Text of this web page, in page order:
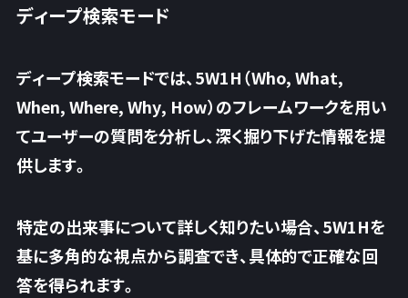
ディープ検索モード
ディープ検索モードでは、5W1H（Who, What,
When, Where, Why, How）のフレームワークを用い
てユーザーの質問を分析し、深く掘り下げた情報を提
供します。
特定の出来事について詳しく知りたい場合、5W1Hを
基に多角的な視点から調査でき、具体的で正確な回
答を得られます。